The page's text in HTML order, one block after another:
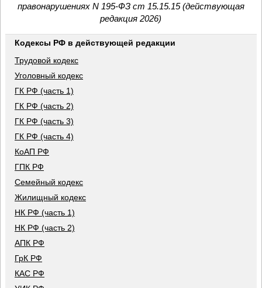
правонарушениях N 195-ФЗ ст 15.15.15 (действующая
редакция 2026)
Кодексы РФ в действующей редакции
Трудовой кодекс
Уголовный кодекс
ГК РФ (часть 1)
ГК РФ (часть 2)
ГК РФ (часть 3)
ГК РФ (часть 4)
КоАП РФ
ГПК РФ
Семейный кодекс
Жилищный кодекс
НК РФ (часть 1)
НК РФ (часть 2)
АПК РФ
ГрК РФ
КАС РФ